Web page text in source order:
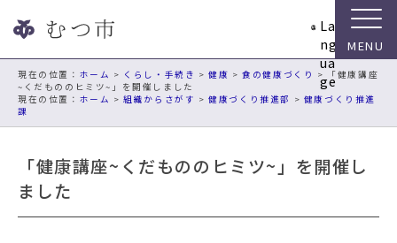
ビ
ン
La
ng
ua
ge
現在の位置： ホーム > くらし・手続き >健康 >食の健康づくり > 「健康講座
~くだもののヒミツ~」を開催しました
ホーム >組織からさがす >健康づくり推進部 > 健康づくり推進
課
「健康講座~くだもののヒミツ~」を開催し
ました